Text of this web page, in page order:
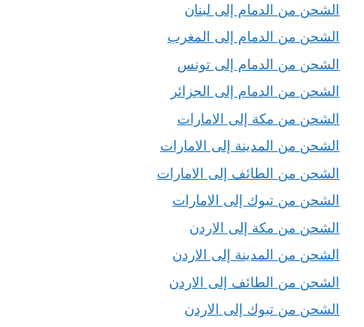
الشحن من الدمام إلى لبنان
الشحن من الدمام إلى المغرب
الشحن من الدمام إلى تونس
الشحن من الدمام إلى الجزائر
الشحن من مكة إلى الامارات
الشحن من المدينة إلى الامارات
الشحن من الطائف إلى الامارات
الشحن من تبوك إلى الامارات
الشحن من مكة إلى الاردن
الشحن من المدينة إلى الاردن
الشحن من الطائف إلى الاردن
الشحن من تبوك إلى الاردن